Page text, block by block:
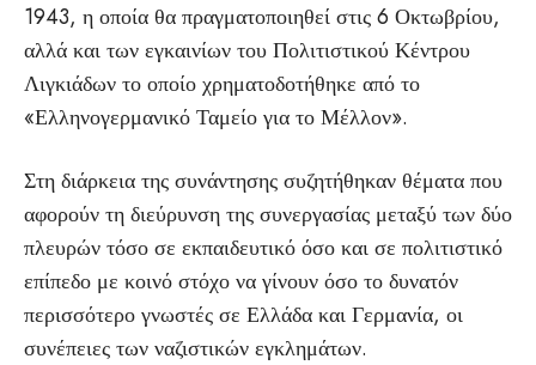
1943, η οποία θα πραγματοποιηθεί στις 6 Οκτωβρίου,
αλλά και των εγκαινίων του Πολιτιστικού Κέντρου
Λιγκιάδων το οποίο χρηματοδοτήθηκε από το
«Ελληνογερμανικό Ταμείο για το Μέλλον».
Στη διάρκεια της συνάντησης συζητήθηκαν θέματα που
αφορούν τη διεύρυνση της συνεργασίας μεταξύ των δύο
πλευρών τόσο σε εκπαιδευτικό όσο και σε πολιτιστικό
επίπεδο με κοινό στόχο να γίνουν όσο το δυνατόν
περισσότερο γνωστές σε Ελλάδα και Γερμανία, οι
συνέπειες των ναζιστικών εγκλημάτων.